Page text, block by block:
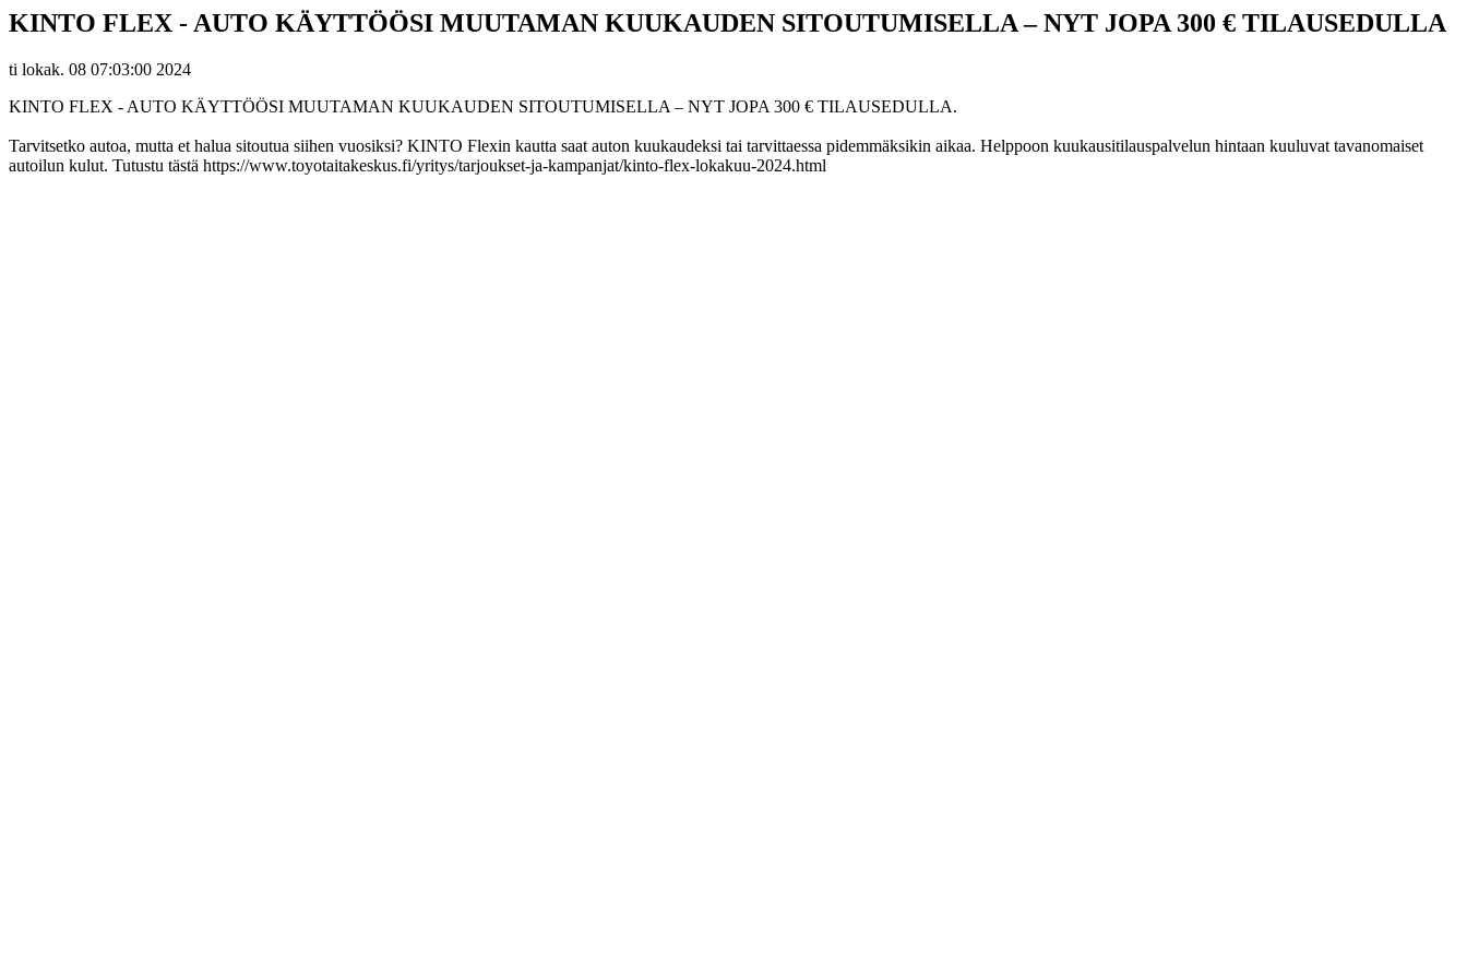
KINTO FLEX - AUTO KÄYTTÖÖSI MUUTAMAN KUUKAUDEN SITOUTUMISELLA – NYT JOPA 300 € TILAUSEDULLA
ti lokak. 08 07:03:00 2024
KINTO FLEX - AUTO KÄYTTÖÖSI MUUTAMAN KUUKAUDEN SITOUTUMISELLA – NYT JOPA 300 € TILAUSEDULLA.
Tarvitsetko autoa, mutta et halua sitoutua siihen vuosiksi? KINTO Flexin kautta saat auton kuukaudeksi tai tarvittaessa pidemmäksikin aikaa. Helppoon kuukausitilauspalvelun hintaan kuuluvat tavanomaiset
autoilun kulut. Tutustu tästä https://www.toyotaitakeskus.fi/yritys/tarjoukset-ja-kampanjat/kinto-flex-lokakuu-2024.html